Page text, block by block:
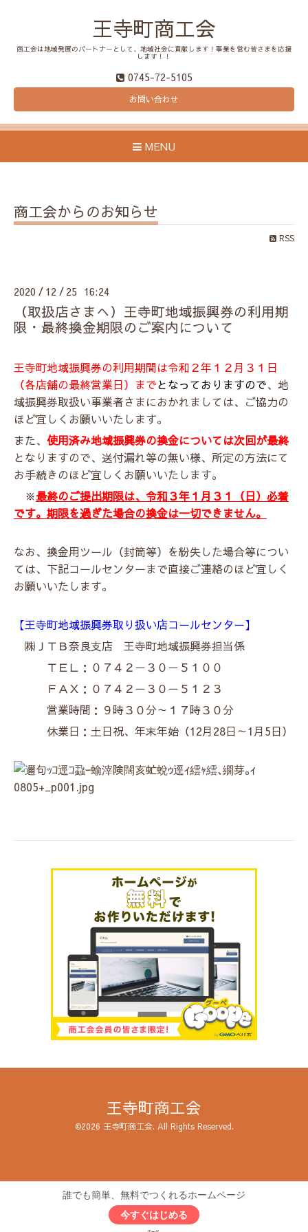
王寺町商工会
商工会は地域発展のパートナーとして、地域社会に貢献します！事業を営む皆さまを応援
します！！
0745-72-5105
お問い合わせ
MENU
商工会からのお知らせ
RSS
2020 / 12 / 25 16:24
（取扱店さまへ）王寺町地域振興券の利用期
限・最終換金期限のご案内について
王寺町地域振興券の利用期間は令和２年１２月３１日
（各店舗の最終営業日）までとなっておりますので、地
域振興券取扱い事業者さまにおかれましては、ご協力の
ほど宜しくお願いいたします。
また、 使用済み地域振興券の換金については次回が最終
となりますので、送付漏れ等の無い様、所定の方法にて
お手続きのほど宜しくお願いいたします。
※最終のご提出期限は、令和３年１月３１（日）必着
です。期限を過ぎた場合の換金は一切できません。
なお、換金用ツール（封筒等）を紛失した場合等につい
ては、下記コールセンターまで直接ご連絡のほど宜しく
お願いいたします。
【王寺町地域振興券取り扱い店コールセンター】
㈱ＪＴＢ奈良支店 王寺町地域振興券担当係
ＴＥＬ：０７４２－３０－５１００
ＦＡＸ：０７４２－３０－５１２３
営業時間：９時３０分～１７時３０分
休業日：土日祝、年末年始（12月28日～1月5日）
王寺町商工会
©2026 王寺町商工会. All Rights Reserved.
誰でも簡単、無料でつくれるホームページ
今すぐはじめる